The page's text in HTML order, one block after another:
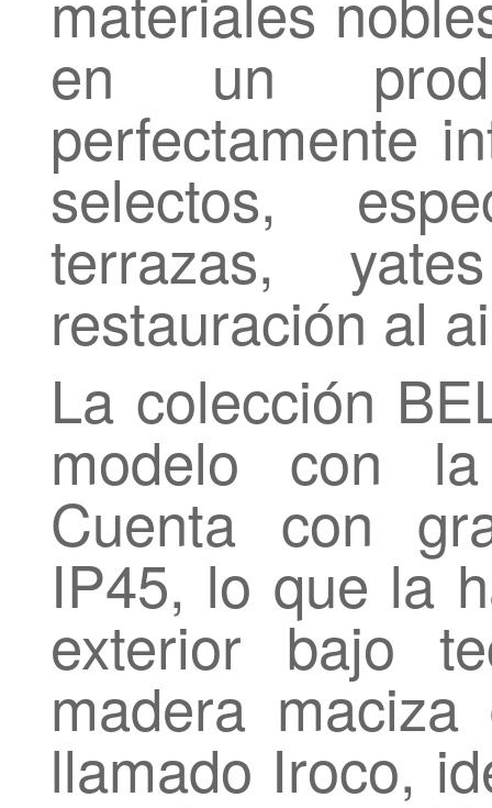
en un
perfectamente
selectos,
terrazas,
restauración al
La colección
modelo con
Cuenta con
IP45, lo que la
exterior bajo
madera
llamado Iroco,